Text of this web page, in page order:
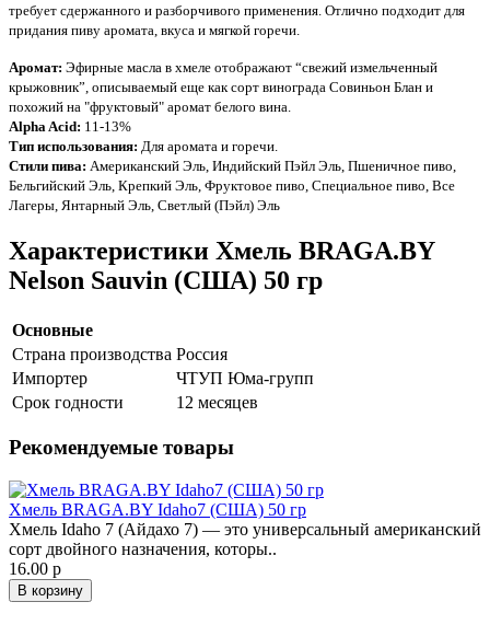
требует сдержанного и разборчивого применения. Отлично подходит для
придания пиву аромата, вкуса и мягкой горечи.
Аромат: Эфирные масла в хмеле отображают “свежий измельченный
крыжовник”, описываемый еще как сорт винограда Совиньон Блан и
похожий на "фруктовый" аромат белого вина.
Alpha Acid: 11-13%
Тип использования: Для аромата и горечи.
Стили пива: Американский Эль, Индийский Пэйл Эль, Пшеничное пиво,
Бельгийский Эль, Крепкий Эль, Фруктовое пиво, Специальное пиво, Все
Лагеры, Янтарный Эль, Светлый (Пэйл) Эль
Характеристики Хмель BRAGA.BY
Nelson Sauvin (США) 50 гр
Основные
Страна производства Россия
Импортер
ЧТУП Юма-групп
Срок годности
12 месяцев
Рекомендуемые товары
Хмель BRAGA.BY Idaho7 (США) 50 гр
Хмель Idaho 7 (Айдахо 7) — это универсальный американский
сорт двойного назначения, которы..
16.00 р
В корзину